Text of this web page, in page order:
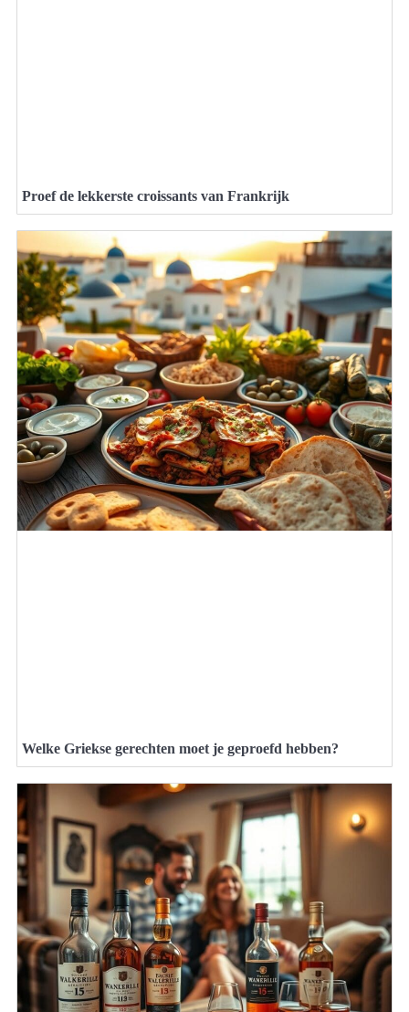
Proef de lekkerste croissants van Frankrijk
Welke Griekse gerechten moet je geproefd hebben?